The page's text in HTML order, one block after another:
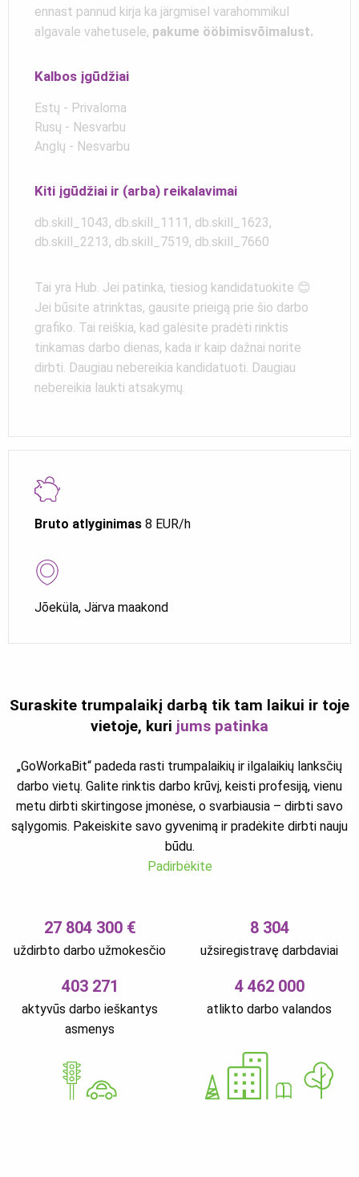
Bruto atlyginimas 8 EUR/h
Jõeküla, Järva maakond
ennast pannud kirja ka järgmisel varahommikul
algavale vahetusele, pakume ööbimisvõimalust.
Kalbos įgūdžiai
Estų - Privaloma
Rusų - Nesvarbu
Anglų - Nesvarbu
Kiti įgūdžiai ir (arba) reikalavimai
db.skill_1043, db.skill_1111, db.skill_1623,
db.skill_2213, db.skill_7519, db.skill_7660
Tai yra Hub. Jei patinka, tiesiog kandidatuokite 😊
Jei būsite atrinktas, gausite prieigą prie šio darbo
grafiko. Tai reiškia, kad galėsite pradėti rinktis
tinkamas darbo dienas, kada ir kaip dažnai norite
dirbti. Daugiau nebereikia kandidatuoti. Daugiau
nebereikia laukti atsakymų.
Suraskite trumpalaikį darbą tik tam laikui ir toje
vietoje, kuri jums patinka
„GoWorkaBit“ padeda rasti trumpalaikių ir ilgalaikių lanksčių
darbo vietų. Galite rinktis darbo krūvį, keisti profesiją, vienu
metu dirbti skirtingose įmonėse, o svarbiausia – dirbti savo
sąlygomis. Pakeiskite savo gyvenimą ir pradėkite dirbti nauju
būdu.
Padirbėkite
27 804 300 €
uždirbto darbo užmokesčio
8 304
užsiregistravę darbdaviai
403 271
aktyvūs darbo ieškantys
asmenys
4 462 000
atlikto darbo valandos